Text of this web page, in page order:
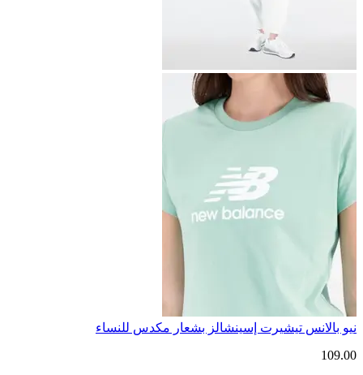
نيو بالانس تيشيرت إسينشالز بشعار مكدس للنساء
109.00